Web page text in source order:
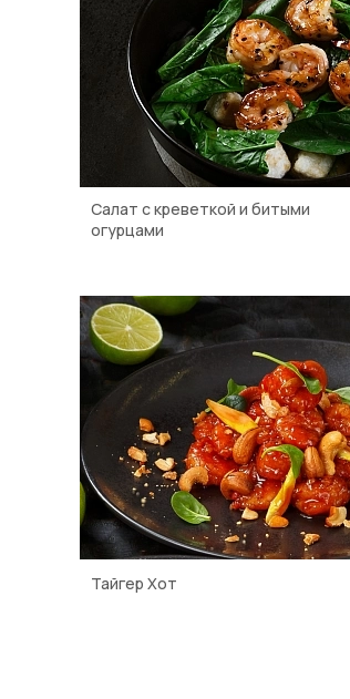
Салат с креветкой и битыми
огурцами
Тайгер Хот